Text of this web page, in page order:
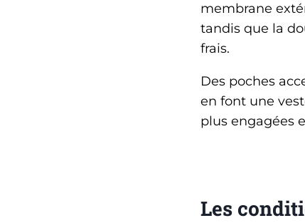
membrane
tandis que la
frais.
Des poches
en font une
plus engagées
Les